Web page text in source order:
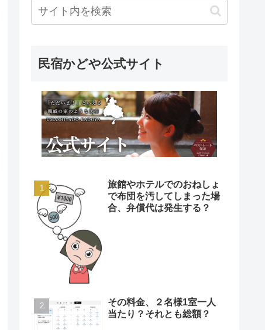
民宿かどや公式サイト
旅館やホテルでのおねしょ
で布団を汚してしまった場
合、弁償代は発生する？
その料金、２名様1室一人
当たり？それとも総額？